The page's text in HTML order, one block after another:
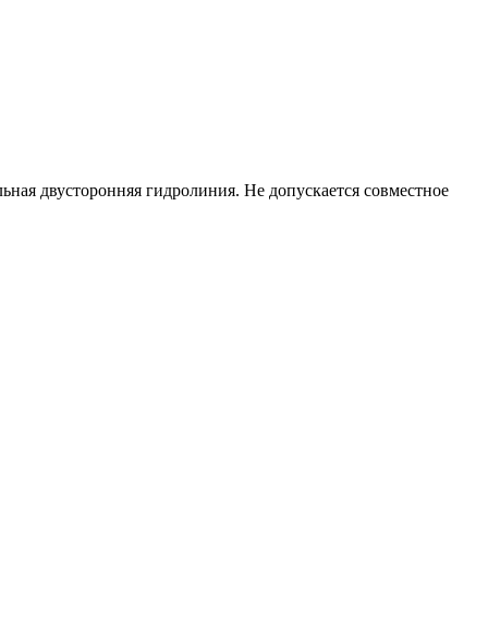
двусторонняя гидролиния. Не допускается совместное